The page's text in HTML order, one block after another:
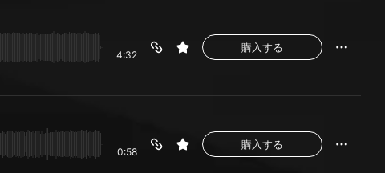
4:32
購入する
0:58
購入する